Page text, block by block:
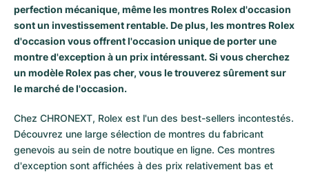
perfection mécanique, même les montres Rolex d'occasion
sont un investissement rentable. De plus, les montres Rolex
d'occasion vous offrent l'occasion unique de porter une
montre d'exception à un prix intéressant. Si vous cherchez
un modèle Rolex pas cher, vous le trouverez sûrement sur
le marché de l'occasion.
Chez CHRONEXT, Rolex est l'un des best-sellers incontestés.
Découvrez une large sélection de montres du fabricant
genevois au sein de notre boutique en ligne. Ces montres
d'exception sont affichées à des prix relativement bas et